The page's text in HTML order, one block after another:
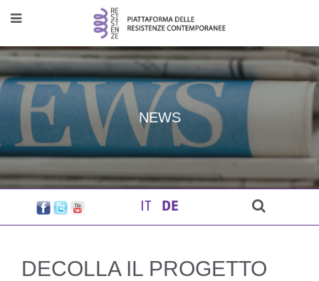
NEWS
DE
DECOLLA IL PROGETTO